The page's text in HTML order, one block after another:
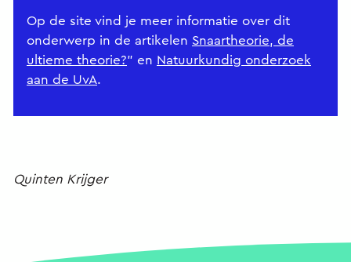
Op de site vind je meer informatie over dit
onderwerp in de artikelen Snaartheorie, de
ultieme theorie?” en Natuurkundig onderzoek
aan de UvA.
Quinten Krijger